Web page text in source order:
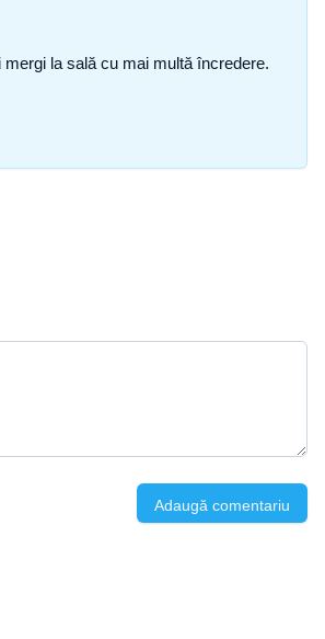
la sală cu mai multă încredere.
Adaugă comentariu